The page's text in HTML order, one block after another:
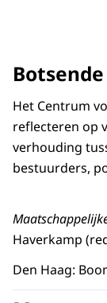
Het Centrum
reflecteren op
verhouding
bestuurders,
Haverkamp
Den Haag: